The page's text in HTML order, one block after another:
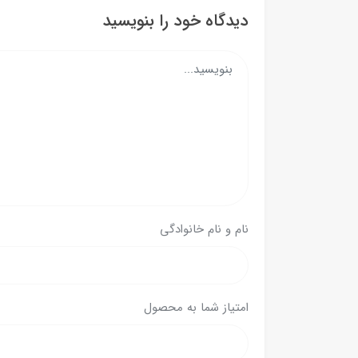
دیدگاه خود را بنویسید
نام و نام خانوادگی
امتیاز شما به محصول